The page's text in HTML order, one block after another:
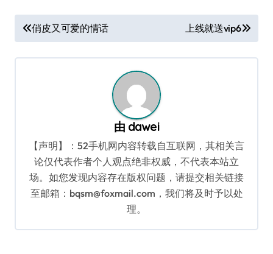
文
章
导
俏皮又可爱的情话 上线就送vip6
由 dawei
【声明】：52手机网内容转载自互联网，其相关言
论仅代表作者个人观点绝非权威，不代表本站立
场。如您发现内容存在版权问题，请提交相关链接
至邮箱：bqsm@foxmail.com，我们将及时予以处
理。